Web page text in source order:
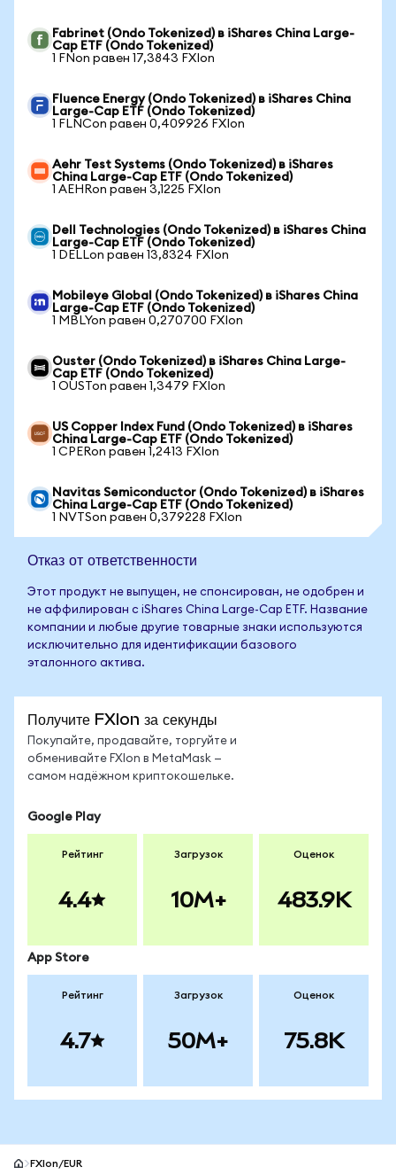
Fabrinet (Ondo Tokenized) в iShares China Large-
Cap ETF (Ondo Tokenized)
1 FNon равен 17,3843 FXIon
Fluence Energy (Ondo Tokenized) в iShares China
Large-Cap ETF (Ondo Tokenized)
1 FLNCon равен 0,409926 FXIon
Aehr Test Systems (Ondo Tokenized) в iShares
China Large-Cap ETF (Ondo Tokenized)
1 AEHRon равен 3,1225 FXIon
Dell Technologies (Ondo Tokenized) в iShares China
Large-Cap ETF (Ondo Tokenized)
1 DELLon равен 13,8324 FXIon
Mobileye Global (Ondo Tokenized) в iShares China
Large-Cap ETF (Ondo Tokenized)
1 MBLYon равен 0,270700 FXIon
Ouster (Ondo Tokenized) в iShares China Large-
Cap ETF (Ondo Tokenized)
1 OUSTon равен 1,3479 FXIon
US Copper Index Fund (Ondo Tokenized) в iShares
China Large-Cap ETF (Ondo Tokenized)
1 CPERon равен 1,2413 FXIon
Navitas Semiconductor (Ondo Tokenized) в iShares
China Large-Cap ETF (Ondo Tokenized)
1 NVTSon равен 0,379228 FXIon
Отказ от ответственности
Этот продукт не выпущен, не спонсирован, не одобрен и
не аффилирован с iShares China Large-Cap ETF. Название
компании и любые другие товарные знаки используются
исключительно для идентификации базового
эталонного актива.
Получите FXIon за секунды
Покупайте, продавайте, торгуйте и
обменивайте FXIon в MetaMask —
самом надёжном криптокошельке.
Google Play
Рейтинг
4.4
Загрузок
10M+
Оценок
483.9K
App Store
Рейтинг
4.7
Загрузок
50M+
Оценок
75.8K
FXIon/EUR